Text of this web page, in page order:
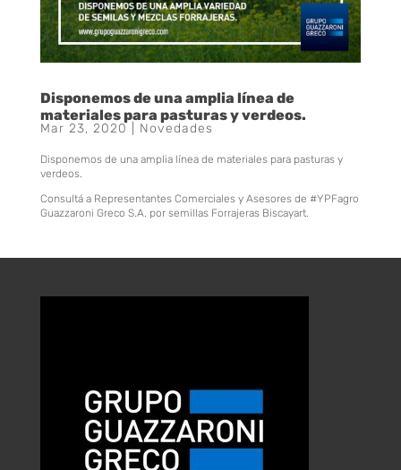
Disponemos de una amplia línea de
materiales para pasturas y verdeos.
Mar 23, 2020 Novedades
Disponemos de una amplia línea de materiales para pasturas y
verdeos.
Consultá a Representantes Comerciales y Asesores de #YPFagro
Guazzaroni Greco S.A. por semillas Forrajeras Biscayart.